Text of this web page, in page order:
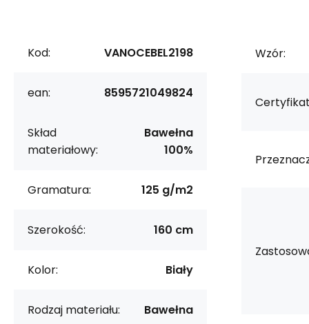
Kod: VANOCEBEL2198
ean: 8595721049824
Skład
materiałowy:
Bawełna
100%
Gramatura: 125 g/m2
Szerokość: 160 cm
Kolor: Biały
Rodzaj materiału: Bawełna
Wzór: